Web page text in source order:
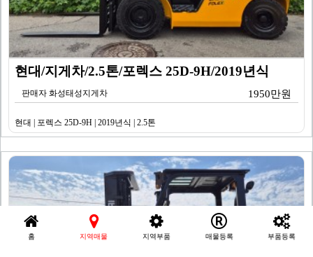
현대/지게차/2.5톤/포렉스 25D-9H/2019년식
판매자 화성태성지게차 1950만원
현대 | 포렉스 25D-9H | 2019년식 | 2.5톤
홈 지역매물 지역부품 매물등록 부품등록